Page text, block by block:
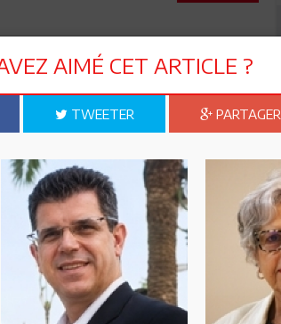
AIMÉ CET ARTICLE ?
TWEETER PARTAGER